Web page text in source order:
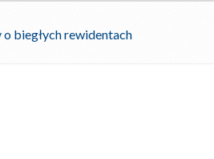
biegłych rewidentach